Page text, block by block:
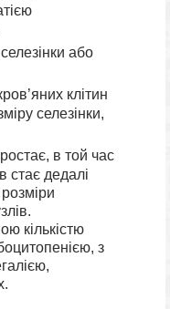
або
клітин
селезінки,
в той час
стає дедалі
кількістю
з